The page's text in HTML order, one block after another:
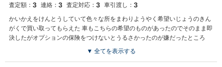
査定額： 3 連絡： 3 査定対応： 3 車引渡し： 3
かいかえをけんとうしていて色々な所をまわりようやく希望いじょうのきん
がくで買い取ってもらえた 車もこちらの希望のものがあったのでそのまま即
決したがオプションの保険をつけないとうるさかったのが嫌だったところ
買取店からの返信
▼ 全てを表示する